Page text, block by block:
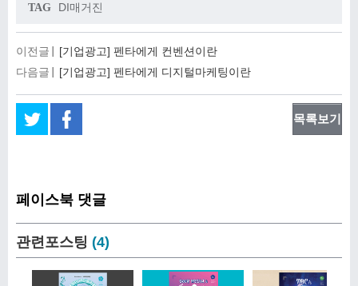
TAG DI매거진
이전글
[기업광고] 펜타에게 컨벤션이란
다음글
[기업광고] 펜타에게 디지털마케팅이란
목록보기
페이스북 댓글
관련포스팅 (4)